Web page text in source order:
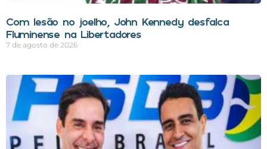
Com lesão no joelho, John Kennedy desfalca
Fluminense na Libertadores
7 de agosto de 2026